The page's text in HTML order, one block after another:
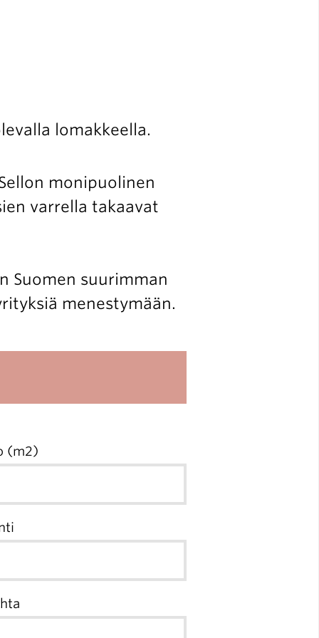
lomakkeella.
monipuolinen
varrella takaavat
Suomen suurimman
menestymään.
(m2)